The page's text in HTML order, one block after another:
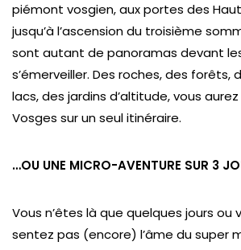
piémont vosgien, aux portes des
jusqu’à l’ascension du troisième
sont autant de panoramas devant
s’émerveiller. Des roches, des forêts,
lacs, des jardins d’altitude, vous
Vosges sur un seul itinéraire.
…OU UNE MICRO-AVENTURE SUR 3
Vous n’êtes là que quelques jours ou
sentez pas (encore) l’âme du super